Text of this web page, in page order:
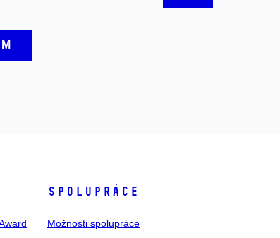
SPOLUPRÁCE
Možnosti spolupráce